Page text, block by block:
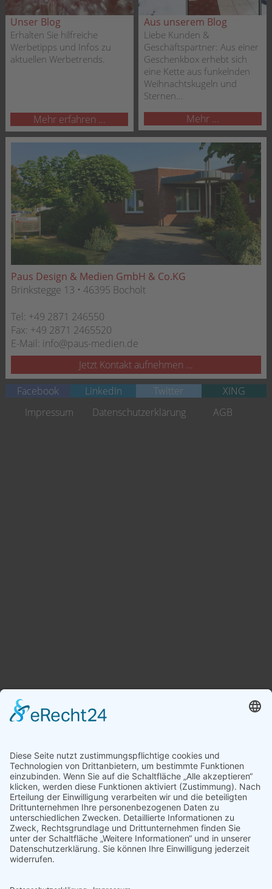
Unser Blog
Erhalten Sie hilfreiche
Werbetipps und Infos zu
aktuellen Werbetrends.
Mehr erfahren ...
Aus unserem Blog
Liebe Kunden &
Geschäftspartner: Aus einer
Geschenkbox erhebt sich
eine Kette aus funkelnden
Weihnachtskugeln und
Sternen...
Mehr ...
Paus Design & Medien GmbH & Co.KG
Brinkstegge 13 • 46395 Bocholt
Tel: +49 2871 246550
Fax: +49 2871 2465520
E-Mail: info@paus-medien.de
Jetzt Kontakt aufnehmen ...
Facebook
LinkedIn Twitter
XING
Navigation
überspringen
Impressum Datenschutzerklärung AGB